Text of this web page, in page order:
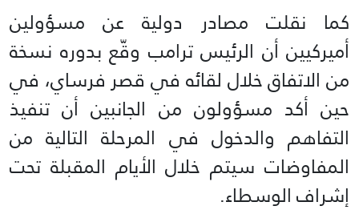
كما نقلت مصادر دولية عن مسؤولين
أميركيين أن الرئيس ترامب وقّع بدوره نسخة
من الاتفاق خلال لقائه في قصر فرساي، في
حين أكد مسؤولون من الجانبين أن تنفيذ
التفاهم والدخول في المرحلة التالية من
المفاوضات سيتم خلال الأيام المقبلة تحت
إشراف الوسطاء.